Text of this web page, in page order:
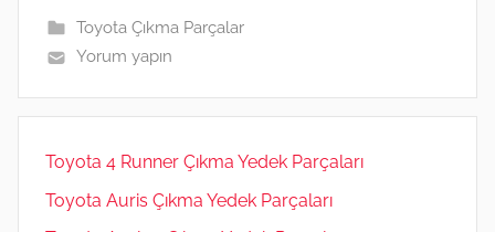
A
p
p
dI a
o
m
er
Toyota Çıkma Parçalar
Yorum yapın
Toyota 4 Runner Çıkma Yedek Parçaları
Toyota Auris Çıkma Yedek Parçaları